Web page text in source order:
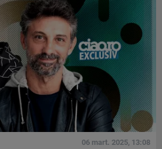
06 mart. 2025, 13:08